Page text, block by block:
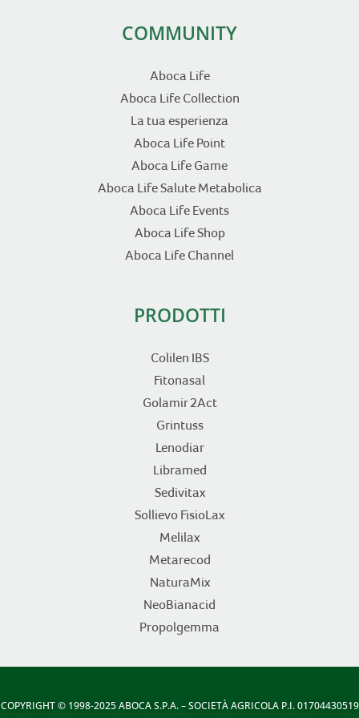
COMMUNITY
Aboca Life
Aboca Life Collection
La tua esperienza
Aboca Life Point
Aboca Life Game
Aboca Life Salute Metabolica
Aboca Life Events
Aboca Life Shop
Aboca Life Channel
PRODOTTI
Colilen IBS
Fitonasal
Golamir 2Act
Grintuss
Lenodiar
Libramed
Sedivitax
Sollievo FisioLax
Melilax
Metarecod
NaturaMix
NeoBianacid
Propolgemma
COPYRIGHT© 1998-2025 ABOCA S.P.A. – SOCIETÀ AGRICOLA P.I. 01704430519